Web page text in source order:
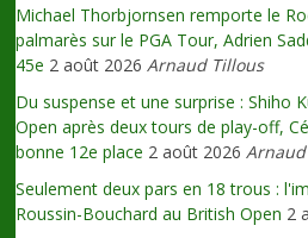
Michael Thorbjornsen remporte le
palmarès sur le PGA Tour, Adrien
45e 2 août 2026 Arnaud Tillous
Du suspense et une surprise : Shiho
Open après deux tours de play-off,
bonne 12e place 2 août 2026
Seulement deux pars en 18 trous :
Roussin-Bouchard au British Open 2